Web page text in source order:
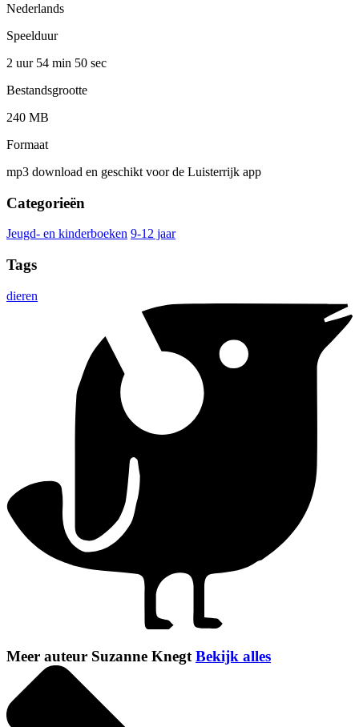
Nederlands
Speelduur
2 uur 54 min 50 sec
Bestandsgrootte
240 MB
Formaat
mp3 download en geschikt voor de Luisterrijk app
Categorieën
Jeugd- en kinderboeken 9-12 jaar
Tags
dieren
Meer auteur Suzanne Knegt Bekijk alles